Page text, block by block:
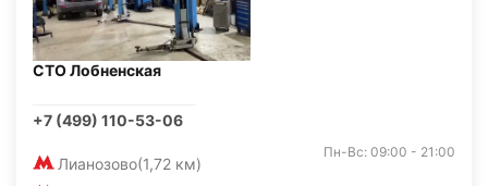
СТО Лобненская
+7 (499) 110-53-06
Лианозово(1,72 км)
Пн-Вс: 09:00 - 21:00